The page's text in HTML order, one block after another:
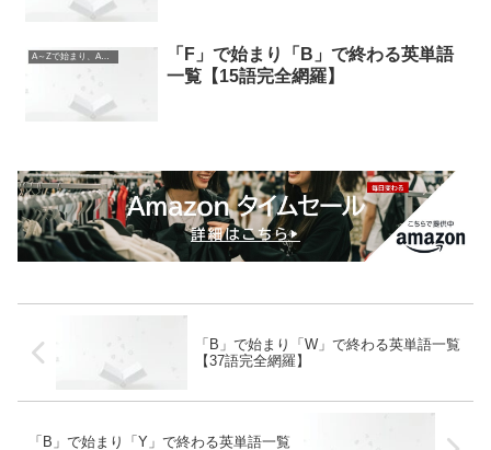
A～Zで始まり、A～Zで終わる英単語
「F」で始まり「B」で終わる英単語
一覧【15語完全網羅】
「B」で始まり「W」で終わる英単語一覧
【37語完全網羅】
「B」で始まり「Y」で終わる英単語一覧